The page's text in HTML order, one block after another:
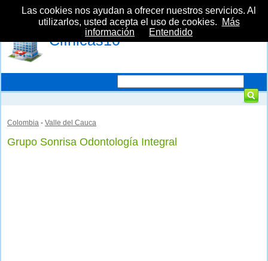
Clínicas10
Colombia - Valle del Cauca
Grupo Sonrisa Odontología Integral
Las cookies nos ayudan a ofrecer nuestros servicios. Al
utilizarlos, usted acepta el uso de cookies.
Más
información
Entendido